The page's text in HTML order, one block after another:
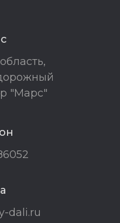
"Марс"
dali.ru